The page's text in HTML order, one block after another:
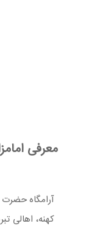
معرفی
آرامگاه
کهنه، اهالی